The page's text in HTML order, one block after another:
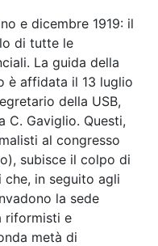
e dicembre 1919: il
di tutte le
La guida della
è affidata il 13 luglio
della USB,
C. Gaviglio. Questi,
al congresso
subisce il colpo di
in seguito agli
la sede
riformisti e
metà di